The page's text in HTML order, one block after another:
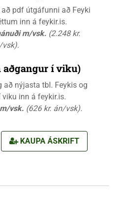
pdf útgáfunni að Feyki
inn á feykir.is.
m/vsk. (2.248 kr.
vsk).
í viku)
nýjasta tbl. Feykis og
inn á feykir.is.
vsk. (626 kr. án/vsk).
KAUPA ÁSKRIFT